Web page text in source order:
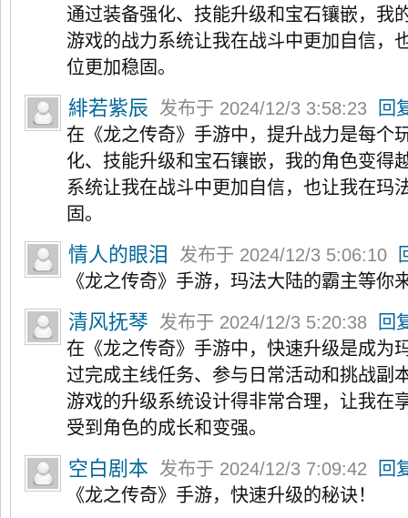
通过装备强化、技能升级和宝石镶嵌，我
游戏的战力系统让我在战斗中更加自信，
位更加稳固。
緋若紫辰 发布于 2024/12/3 3:58:23
回
在《龙之传奇》手游中，提升战力是每个
化、技能升级和宝石镶嵌，我的角色变得
系统让我在战斗中更加自信，也让我在玛
固。
情人的眼泪 发布于 2024/12/3 5:06:10
《龙之传奇》手游，玛法大陆的霸主等你
清风抚琴 发布于 2024/12/3 5:20:38
回
在《龙之传奇》手游中，快速升级是成为
过完成主线任务、参与日常活动和挑战副
游戏的升级系统设计得非常合理，让我在
受到角色的成长和变强。
空白剧本 发布于 2024/12/3 7:09:42
回
《龙之传奇》手游，快速升级的秘诀！